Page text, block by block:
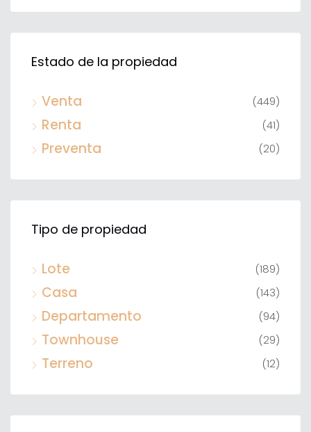
Estado de la propiedad
Venta (449)
Renta (41)
Preventa (20)
Tipo de propiedad
Lote (189)
Casa (143)
Departamento (94)
Townhouse (29)
Terreno (12)